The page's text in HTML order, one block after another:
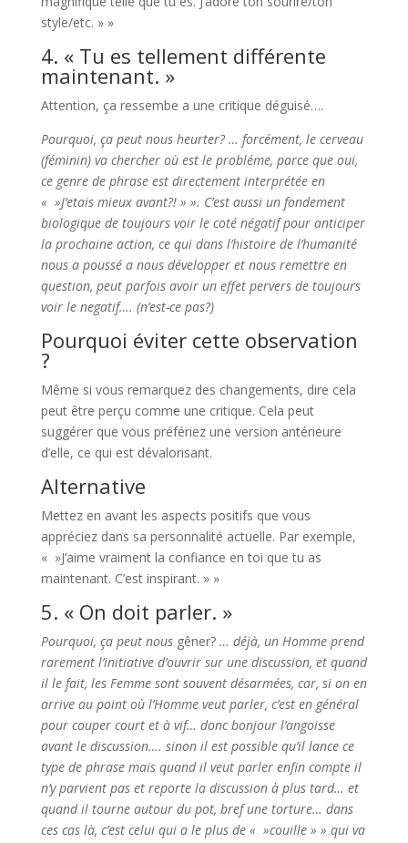
style/etc. » »
4. « Tu es tellement différente
maintenant. »
Attention, ça ressembe a une critique déguisé….
Pourquoi, ça peut nous heurter? … forcément, le cerveau
(féminin) va chercher où est le probléme, parce que oui,
ce genre de phrase est directement interprétée en
« »J’etais mieux avant?! » ». C’est aussi un fondement
biologique de toujours voir le coté négatif pour anticiper
la prochaine action, ce qui dans l’histoire de l’humanité
nous a poussé a nous développer et nous remettre en
question, peut parfois avoir un effet pervers de toujours
voir le negatif…. (n’est-ce pas?)
Pourquoi éviter cette observation
?
Même si vous remarquez des changements, dire cela
peut être perçu comme une critique. Cela peut
suggérer que vous préfériez une version antérieure
d’elle, ce qui est dévalorisant.
Alternative
Mettez en avant les aspects positifs que vous
appréciez dans sa personnalité actuelle. Par exemple,
« »J’aime vraiment la confiance en toi que tu as
maintenant. C’est inspirant. » »
5. « On doit parler. »
Pourquoi, ça peut nous gêner?… déjà, un Homme prend
rarement l’initiative d’ouvrir sur une discussion, et quand
il le fait, les Femme sont souvent désarmées, car, si on en
arrive au point où l’Homme veut parler, c’est en général
pour couper court et à vif… donc bonjour l’angoisse
avant le discussion…. sinon il est possible qu’il lance ce
type de phrase mais quand il veut parler enfin compte il
n’y parvient pas et reporte la discussion à plus tard… et
quand il tourne autour du pot, bref une torture… dans
ces cas là, c’est celui qui a le plus de « »couille » » qui va